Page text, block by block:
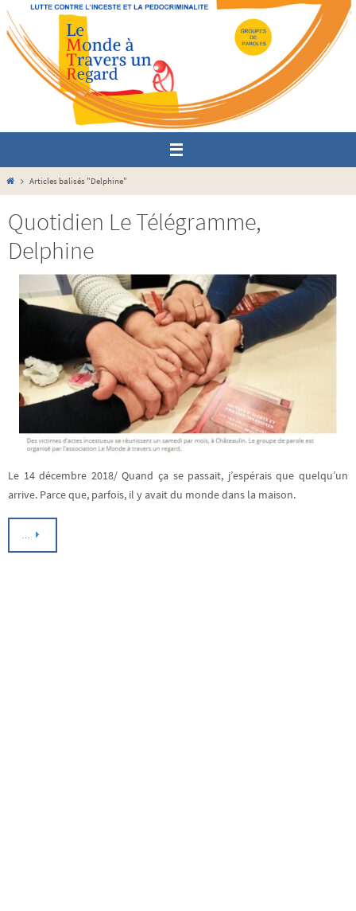
Passer
vers
contenu
HomeArticles balisés "Delphine"
Quotidien Le Télégramme,
Delphine
Le 14 décembre 2018/ Quand ça se passait, j’espérais que quelqu’un
arrive. Parce que, parfois, il y avait du monde dans la maison.
…